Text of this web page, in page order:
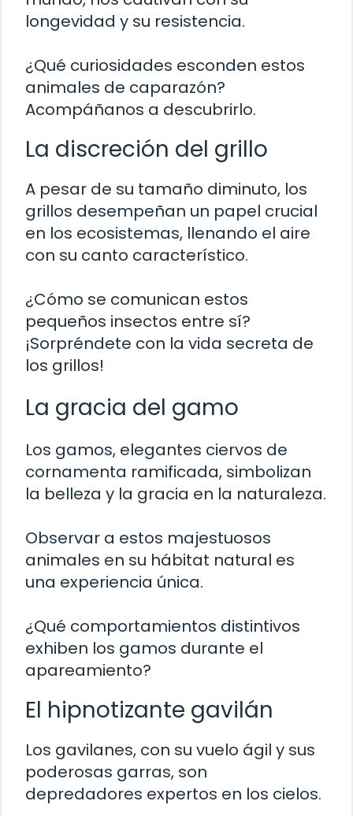
longevidad y su resistencia.
¿Qué curiosidades esconden estos
animales de caparazón?
Acompáñanos a descubrirlo.
La discreción del grillo
A pesar de su tamaño diminuto, los
grillos desempeñan un papel crucial
en los ecosistemas, llenando el aire
con su canto característico.
¿Cómo se comunican estos
pequeños insectos entre sí?
¡Sorpréndete con la vida secreta de
los grillos!
La gracia del gamo
Los gamos, elegantes ciervos de
cornamenta ramificada, simbolizan
la belleza y la gracia en la naturaleza.
Observar a estos majestuosos
animales en su hábitat natural es
una experiencia única.
¿Qué comportamientos distintivos
exhiben los gamos durante el
apareamiento?
El hipnotizante gavilán
Los gavilanes, con su vuelo ágil y sus
poderosas garras, son
depredadores expertos en los cielos.